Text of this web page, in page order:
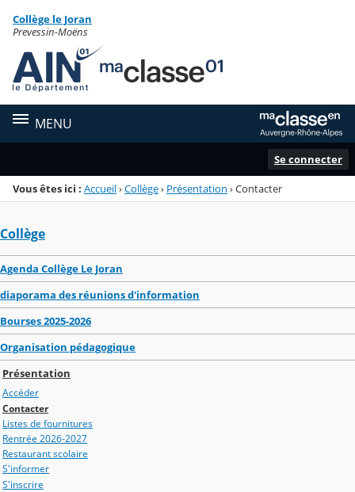
Menu de la rubrique
Contenu
Collège le Joran
Prevessin-Moëns
MENU
Se connecter
Vous êtes ici : Accueil›Collège› Présentation ›Contacter
Collège
Agenda Collège Le Joran
diaporama des réunions d'information
Bourses 2025-2026
Organisation pédagogique
Présentation
Accéder
Contacter
Listes de fournitures
Rentrée 2026-2027
Restaurant scolaire
S'informer
S'inscrire